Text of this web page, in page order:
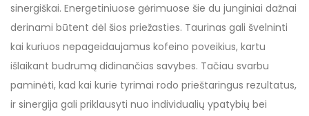
sinergiškai. Energetiniuose gėrimuose šie du junginiai dažnai
derinami būtent dėl šios priežasties. Taurinas gali švelninti
kai kuriuos nepageidaujamus kofeino poveikius, kartu
išlaikant budrumą didinančias savybes. Tačiau svarbu
paminėti, kad kai kurie tyrimai rodo prieštaringus rezultatus,
ir sinergija gali priklausyti nuo individualių ypatybių bei